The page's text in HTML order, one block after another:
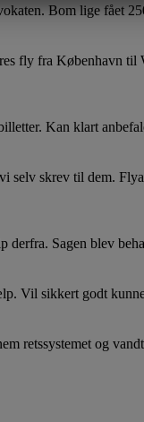
Bom lige fået
fly fra København
Kan klart
skrev til dem.
Sagen blev
Vil sikkert godt
retssystemet og
MARKETING